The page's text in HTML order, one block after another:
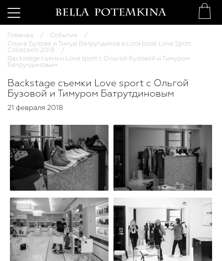
Главная
События
Ольга Бузова и Тимур Батрутдинов в Lookbook Love Sport
Collection 2018
Backstage съемки Love sport с Ольгой Бузовой и Тимуром
Батрутдиновым
Backstage съемки Love sport с Ольгой
Бузовой и Тимуром Батрутдиновым
21 февраля 2018